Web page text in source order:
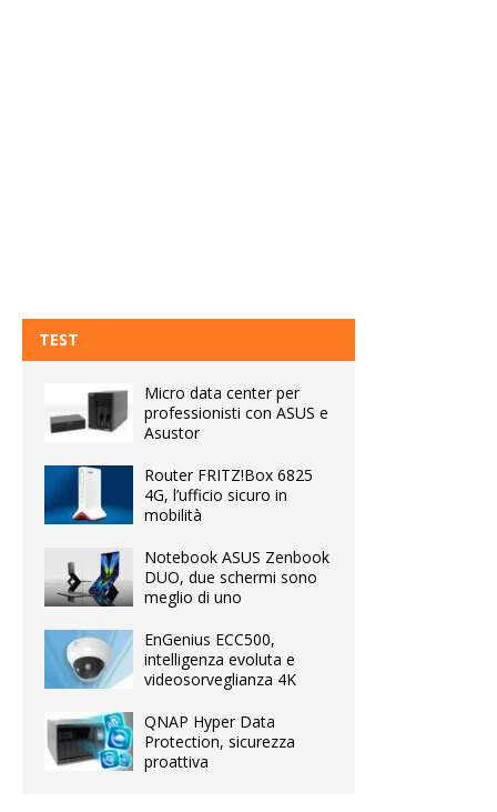
TEST
Micro data center per
professionisti con ASUS e
Asustor
Router FRITZ!Box 6825
4G, l’ufficio sicuro in
mobilità
Notebook ASUS Zenbook
DUO, due schermi sono
meglio di uno
EnGenius ECC500,
intelligenza evoluta e
videosorveglianza 4K
QNAP Hyper Data
Protection, sicurezza
proattiva